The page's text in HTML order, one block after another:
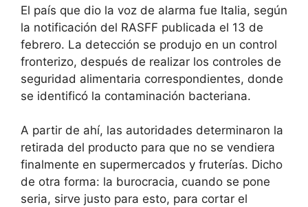
El país que dio la voz de alarma fue Italia, según
la notificación del RASFF publicada el 13 de
febrero. La detección se produjo en un control
fronterizo, después de realizar los controles de
seguridad alimentaria correspondientes, donde
se identificó la contaminación bacteriana.
A partir de ahí, las autoridades determinaron la
retirada del producto para que no se vendiera
finalmente en supermercados y fruterías. Dicho
de otra forma: la burocracia, cuando se pone
seria, sirve justo para esto, para cortar el